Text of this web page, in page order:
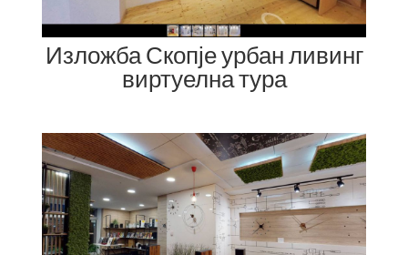
Изложба Скопје урбан ливинг
виртуелна тура